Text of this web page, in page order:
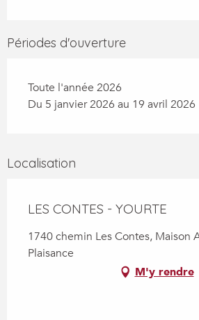
Périodes d'ouverture
Toute l'année 2026
Du 5 janvier 2026 au 19 avril 2026
Localisation
LES CONTES - YOURTE
1740 chemin Les Contes, Maison
Plaisance
M'y rendre